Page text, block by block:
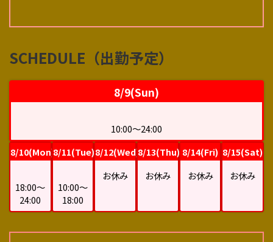
SCHEDULE（出勤予定）
8/9(Sun)
10:00～24:00
8/10(Mon)
18:00～
24:00
8/11(Tue)
10:00～
18:00
8/12(Wed)
お休み
8/13(Thu)
お休み
8/14(Fri)
お休み
8/15(Sat)
お休み